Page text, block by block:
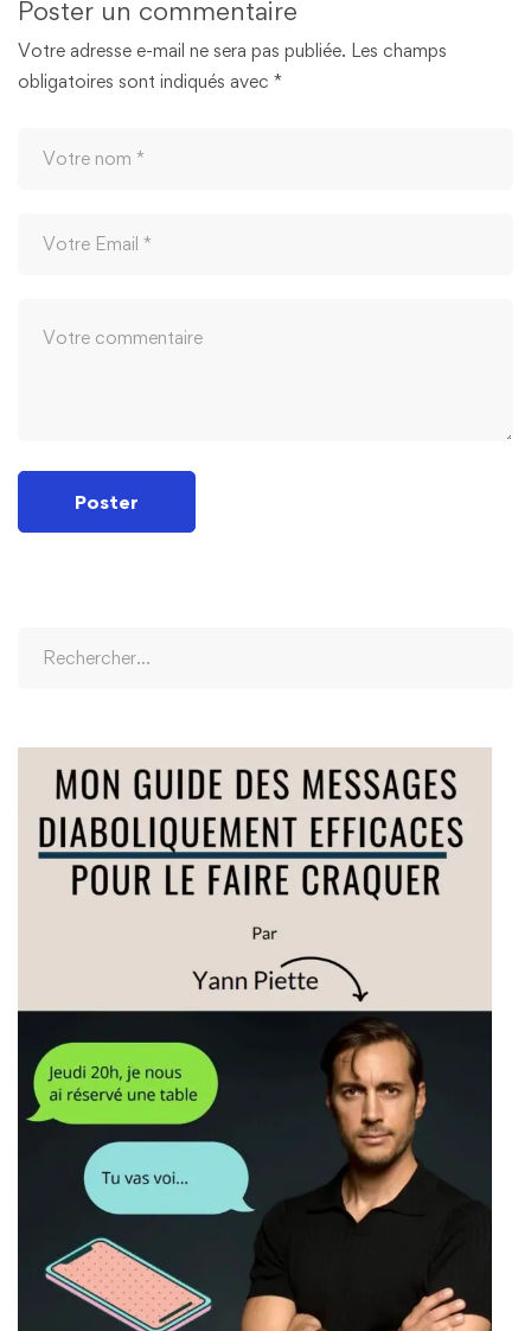
Poster un commentaire
Votre adresse e-mail ne sera pas publiée. Les champs
obligatoires sont indiqués avec *